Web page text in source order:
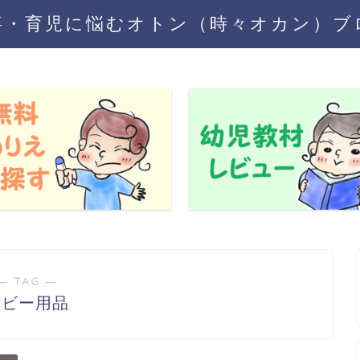
・育児に悩むオトン（時々オカン）ブ
TAG ―
ー用品